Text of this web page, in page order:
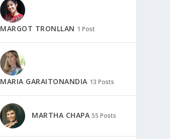
MARGOT TRONLLAN 1 Post
MARIA GARAITONANDIA 13 Posts
MARTHA CHAPA 55 Posts